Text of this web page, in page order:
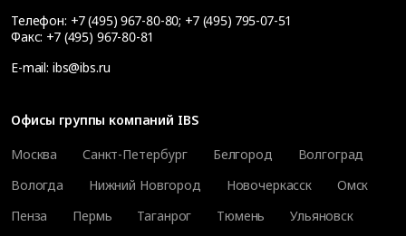
Телефон: +7 (495) 967-80-80; +7 (495) 795-07-51
Факс: +7 (495) 967-80-81
E-mail: ibs@ibs.ru
Офисы группы компаний IBS
Москва
Санкт-Петербург Белгород
Волгоград
Вологда
Нижний Новгород Новочеркасск
Омск
Пенза
Пермь Таганрог Тюмень
Ульяновск